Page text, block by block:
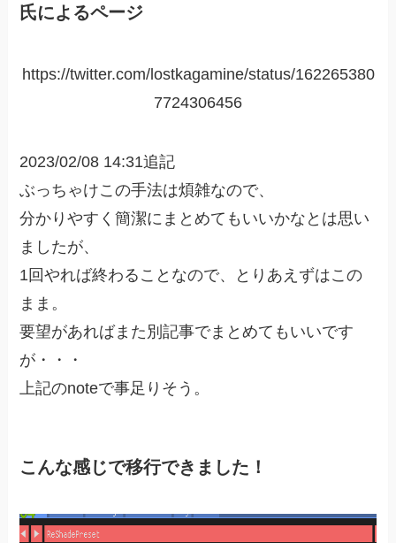
氏によるページ
https://twitter.com/lostkagamine/status/162265380
7724306456
2023/02/08 14:31追記
ぶっちゃけこの手法は煩雑なので、
分かりやすく簡潔にまとめてもいいかなとは思い
ましたが、
1回やれば終わることなので、とりあえずはこの
まま。
要望があればまた別記事でまとめてもいいです
が・・・
上記のnoteで事足りそう。
こんな感じで移行できました！